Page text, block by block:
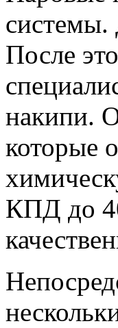
системы.
После
накипи.
которые
КПД до